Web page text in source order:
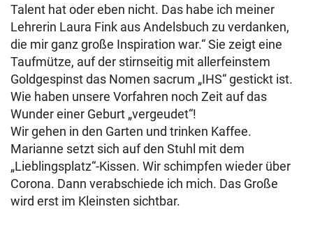
Talent hat oder eben nicht. Das habe ich meiner
Lehrerin Laura Fink aus Andelsbuch zu verdanken,
die mir ganz große Inspiration war.“ Sie zeigt eine
Taufmütze, auf der stirnseitig mit allerfeinstem
Goldgespinst das Nomen sacrum „IHS“ gestickt ist.
Wie haben unsere Vorfahren noch Zeit auf das
Wunder einer Geburt „vergeudet“!
Wir gehen in den Garten und trinken Kaffee.
Marianne setzt sich auf den Stuhl mit dem
„Lieblingsplatz“-Kissen. Wir schimpfen wieder über
Corona. Dann verabschiede ich mich. Das Große
wird erst im Kleinsten sichtbar.